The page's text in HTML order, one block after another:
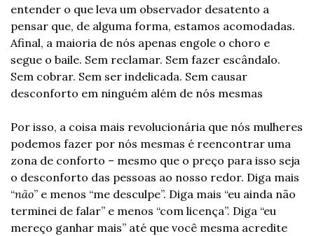
entender o que leva um observador desatento a
pensar que, de alguma forma, estamos acomodadas.
Afinal, a maioria de nós apenas engole o choro e
segue o baile. Sem reclamar. Sem fazer escândalo.
Sem cobrar. Sem ser indelicada. Sem causar
desconforto em ninguém além de nós mesmas
Por isso, a coisa mais revolucionária que nós mulheres
podemos fazer por nós mesmas é reencontrar uma
zona de conforto – mesmo que o preço para isso seja
o desconforto das pessoas ao nosso redor. Diga mais
“não” e menos “me desculpe”. Diga mais “eu ainda não
terminei de falar” e menos “com licença”. Diga “eu
mereço ganhar mais” até que você mesma acredite